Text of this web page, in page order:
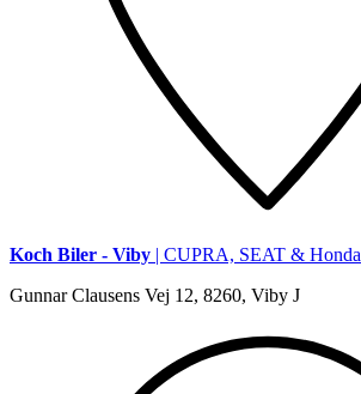
Koch Biler - Viby | CUPRA, SEAT & Honda
Gunnar Clausens Vej 12, 8260, Viby J